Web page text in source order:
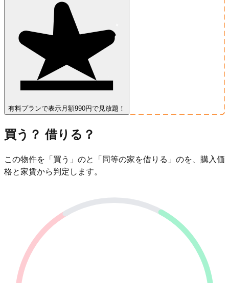
有料プランで表示 月額990円で見放題！
買う？ 借りる？
この物件を「買う」のと「同等の家を借りる」のを、購入価
格と家賃から判定します。